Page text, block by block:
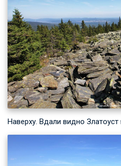
Наверху. Вдали видно Златоуст